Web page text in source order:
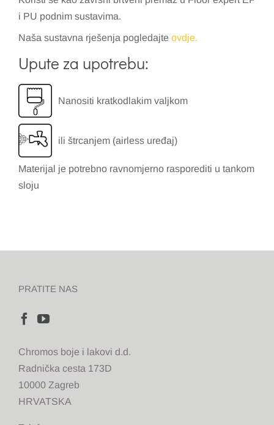
i PU podnim sustavima.
Naša sustavna rješenja pogledajte ovdje.
Upute za upotrebu:
Nanositi kratkodlakim valjkom
ili štrcanjem (airless uređaj)
Materijal je potrebno ravnomjerno rasporediti u tankom
sloju
PRATITE NAS
Chromos boje i lakovi d.d.
Radnička cesta 173D
10000 Zagreb
HRVATSKA